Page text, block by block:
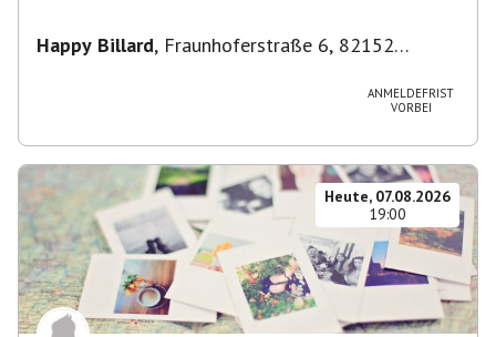
Happy Billard, Fraunhoferstraße 6, 82152
ANMELDEFRIST
VORBEI
Heute, 07.08.2026
19:00